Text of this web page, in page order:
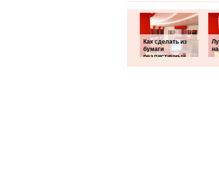
Как сделать из
бумаги
реалистичный